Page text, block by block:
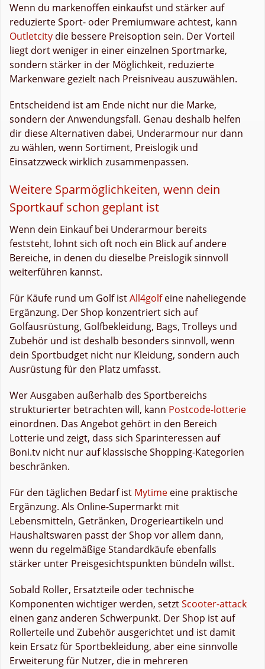
Wenn du markenoffen einkaufst und stärker auf
reduzierte Sport- oder Premiumware achtest, kann
Outletcity die bessere Preisoption sein. Der Vorteil
liegt dort weniger in einer einzelnen Sportmarke,
sondern stärker in der Möglichkeit, reduzierte
Markenware gezielt nach Preisniveau auszuwählen.
Entscheidend ist am Ende nicht nur die Marke,
sondern der Anwendungsfall. Genau deshalb helfen
dir diese Alternativen dabei, Underarmour nur dann
zu wählen, wenn Sortiment, Preislogik und
Einsatzzweck wirklich zusammenpassen.
Weitere Sparmöglichkeiten, wenn dein
Sportkauf schon geplant ist
Wenn dein Einkauf bei Underarmour bereits
feststeht, lohnt sich oft noch ein Blick auf andere
Bereiche, in denen du dieselbe Preislogik sinnvoll
weiterführen kannst.
Für Käufe rund um Golf istAll4golfeine naheliegende
Ergänzung. Der Shop konzentriert sich auf
Golfausrüstung, Golfbekleidung, Bags, Trolleys und
Zubehör und ist deshalb besonders sinnvoll, wenn
dein Sportbudget nicht nur Kleidung, sondern auch
Ausrüstung für den Platz umfasst.
Wer Ausgaben außerhalb des Sportbereichs
strukturierter betrachten will, kann Postcode-lotterie
einordnen. Das Angebot gehört in den Bereich
Lotterie und zeigt, dass sich Sparinteressen auf
Boni.tv nicht nur auf klassische Shopping-Kategorien
beschränken.
Für den täglichen Bedarf ist Mytime eine praktische
Ergänzung. Als Online-Supermarkt mit
Lebensmitteln, Getränken, Drogerieartikeln und
Haushaltswaren passt der Shop vor allem dann,
wenn du regelmäßige Standardkäufe ebenfalls
stärker unter Preisgesichtspunkten bündeln willst.
Sobald Roller, Ersatzteile oder technische
Komponenten wichtiger werden, setztScooter-attack
einen ganz anderen Schwerpunkt. Der Shop ist auf
Rollerteile und Zubehör ausgerichtet und ist damit
kein Ersatz für Sportbekleidung, aber eine sinnvolle
Erweiterung für Nutzer, die in mehreren